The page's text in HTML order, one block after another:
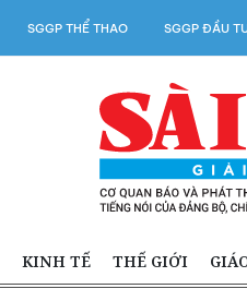
SGGP THỂ THAO SGGP ĐẦU
KINH TẾ THẾ GIỚI